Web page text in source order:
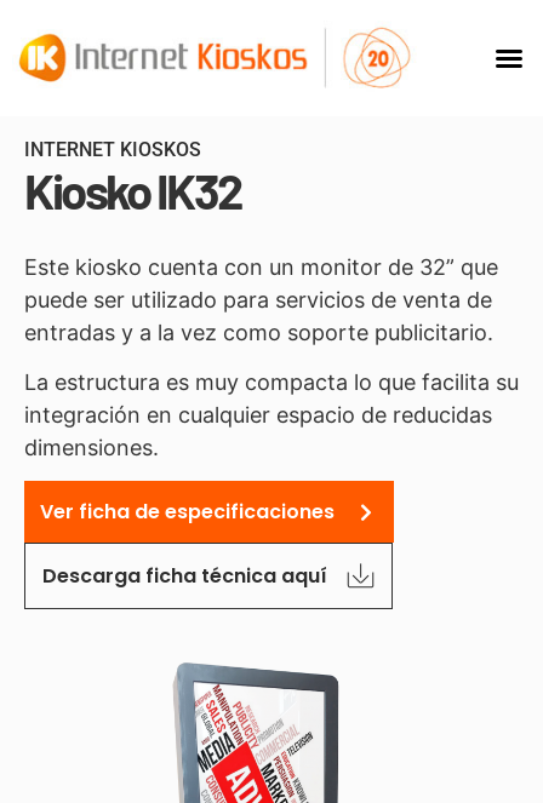
INTERNET KIOSKOS
Kiosko IK32
Este kiosko cuenta con un monitor de 32” que
puede ser utilizado para servicios de venta de
entradas y a la vez como soporte publicitario.
La estructura es muy compacta lo que facilita su
integración en cualquier espacio de reducidas
dimensiones.
Ver ficha de especificaciones
Descarga ficha técnica aquí